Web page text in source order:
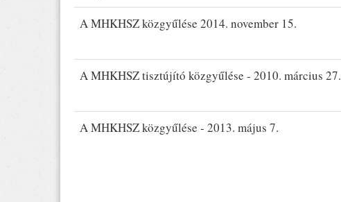
A MHKHSZ közgyűlése 2014. november 15.
A MHKHSZ tisztújító közgyűlése - 2010. március 27.
A MHKHSZ közgyűlése - 2013. május 7.